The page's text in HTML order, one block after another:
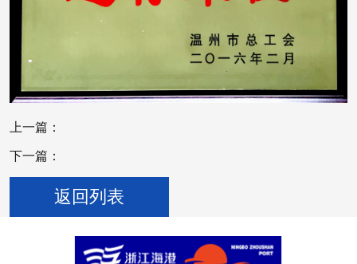
上一篇：
下一篇：
返回列表